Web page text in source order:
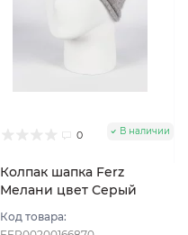
0 В наличии
Колпак шапка Ferz
Мелани цвет Серый
Код товара: